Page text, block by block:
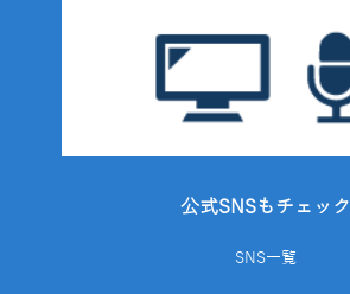
公式SNSもチェック
SNS一覧